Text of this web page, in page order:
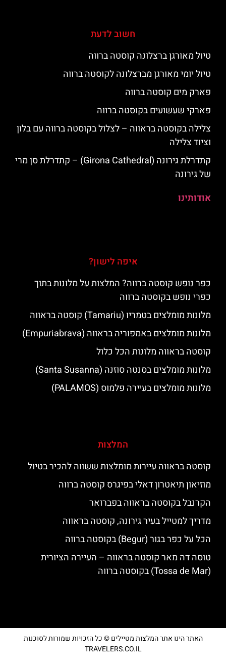
חשוב לדעת
טיול מאורגן ברצלונה קוסטה ברווה
טיול יומי מאורגן מברצלונה לקוסטה ברווה
פארק מים קוסטה ברווה
פארקי שעשועים בקוסטה ברווה
צלילה בקוסטה בראווה – לצלול בקוסטה ברווה עם בלון
וציוד צלילה
קתדרלת גירונה (Girona Cathedral) – קתדרלת סן מרי
של גירונה
אודותינו
איפה לישון?
כפר נופש קוסטה ברווה? המלצות על מלונות בתוך
כפרי נופש בקוסטה ברווה
מלונות מומלצים בטמריו (Tamariu) קוסטה בראווה
מלונות מומלצים באמפוריה בראווה (Empuriabrava)
קוסטה בראווה מלונות הכל כלול
מלונות מומלצים בסנטה סוזנה (Santa Susanna)
מלונות מומלצים בעיירה פלמוס (PALAMOS)
המלצות
קוסטה בראווה עיירות מומלצות ששווה להכיר בטיול
מוזיאון תיאטרון דאלי בפיגרס קוסטה ברווה
הקרנבל בקוסטה בראווה בפברואר
מדריך למטייל בעיר גירונה, קוסטה בראווה
הכל על כפר בגור (Begur) בקוסטה ברווה
טוסה דה מאר קוסטה בראווה – העיירה הציורית
(Tossa de Mar) בקוסטה ברווה
האתר הינו אתר המלצות מטיילים © כל הזכויות שמורות לסוכנות
TRAVELERS.CO.IL